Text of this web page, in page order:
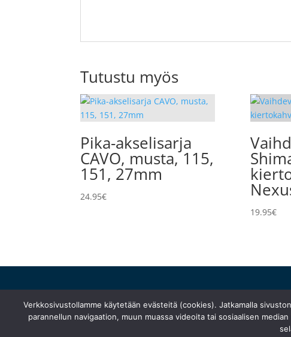
Tutustu myös
Pika-akselisarja
CAVO, musta, 115,
151, 27mm
24.95€
19.95€
huolto@turunfillarihuolto.fi
Palometsäntie 14, 20610 Turku
Verkkosivustollamme käytetään evästeitä (cookies). Jatkamalla
parannellun navigaation, muun muassa videoita tai sosiaalisen